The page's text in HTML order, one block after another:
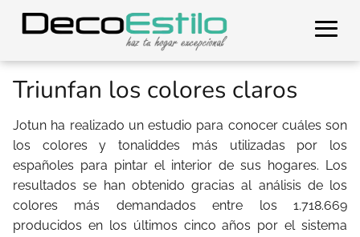
Triunfan los colores claros
Jotun ha realizado un estudio para conocer cuáles son
los colores y tonaliddes más utilizadas por los
españoles para pintar el interior de sus hogares. Los
resultados se han obtenido gracias al análisis de los
colores más demandados entre los 1.718.669
producidos en los últimos cinco años por el sistema